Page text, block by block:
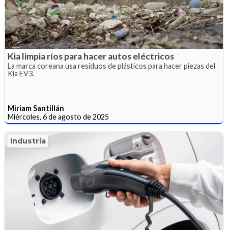
Kia limpia ríos para hacer autos eléctricos
La marca coreana usa residuos de plásticos para hacer piezas del
Kia EV3.
Miriam Santillán
Miércoles, 6 de agosto de 2025
Industria